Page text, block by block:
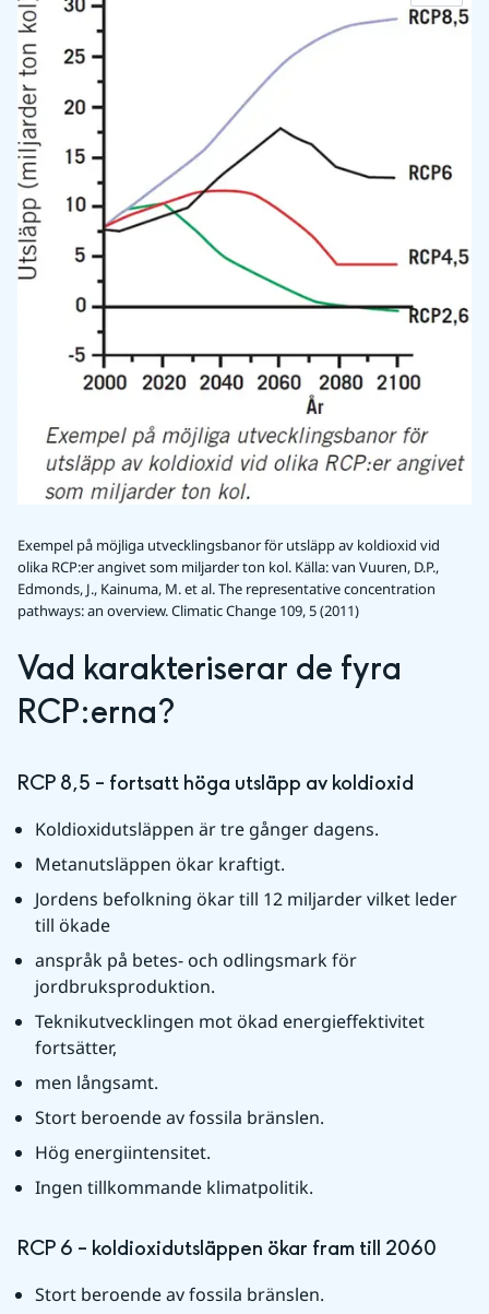
Exempel på möjliga utvecklingsbanor för utsläpp av koldioxid vid
olika RCP:er angivet som miljarder ton kol. Källa: van Vuuren, D.P.,
Edmonds, J., Kainuma, M. et al. The representative concentration
pathways: an overview. Climatic Change 109, 5 (2011)
Vad karakteriserar de fyra
RCP:erna?
RCP 8,5 – fortsatt höga utsläpp av koldioxid
Koldioxidutsläppen är tre gånger dagens.
Metanutsläppen ökar kraftigt.
Jordens befolkning ökar till 12 miljarder vilket leder
till ökade
anspråk på betes- och odlingsmark för
jordbruksproduktion.
Teknikutvecklingen mot ökad energieffektivitet
fortsätter,
men långsamt.
Stort beroende av fossila bränslen.
Hög energiintensitet.
Ingen tillkommande klimatpolitik.
RCP 6 – koldioxidutsläppen ökar fram till 2060
Stort beroende av fossila bränslen.